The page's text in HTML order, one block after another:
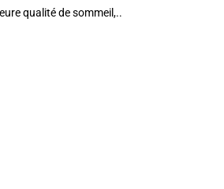
qualité de sommeil,..